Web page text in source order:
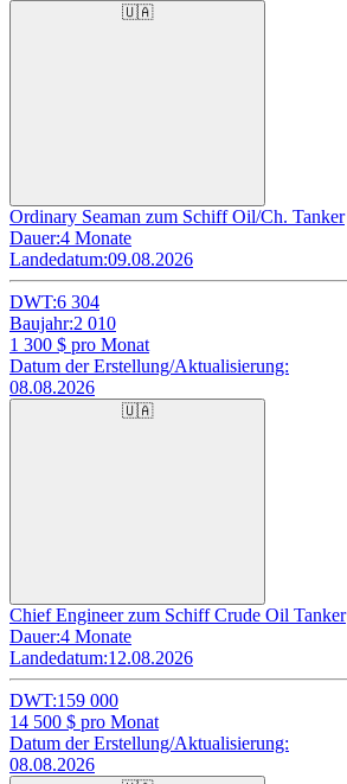
🇺🇦
Ordinary Seaman zum Schiff Oil/Ch. Tanker
Dauer:4 Monate
Landedatum:09.08.2026
DWT:6 304
Baujahr:2 010
1 300 $ pro Monat
Datum der Erstellung/Aktualisierung:
08.08.2026
🇺🇦
Chief Engineer zum Schiff Crude Oil Tanker
Dauer:4 Monate
Landedatum:12.08.2026
DWT:159 000
14 500 $ pro Monat
Datum der Erstellung/Aktualisierung:
08.08.2026